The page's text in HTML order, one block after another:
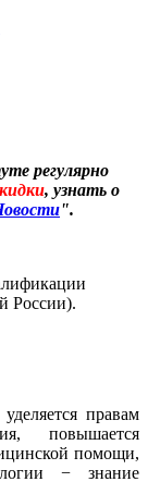
регулярно
, узнать о
".
России).
правам
повышается
помощи,
− знание